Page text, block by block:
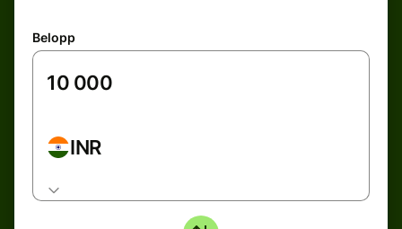
Belopp
INR